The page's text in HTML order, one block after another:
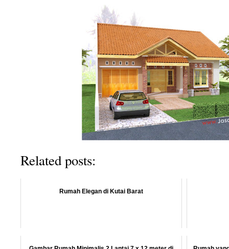
Related posts:
Rumah Elegan di Kutai Barat